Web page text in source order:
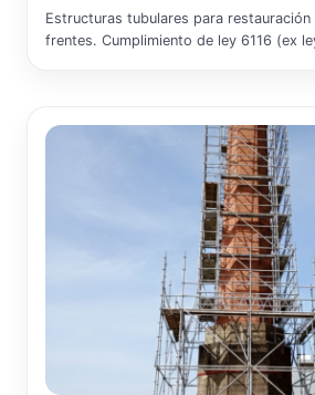
Estructuras tubulares para
frentes. Cumplimiento de ley 6116 (ex